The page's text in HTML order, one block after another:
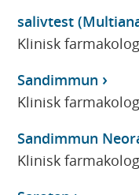
salivtest
Klinisk
Sandimmun
Klinisk
Sandimmun
Klinisk